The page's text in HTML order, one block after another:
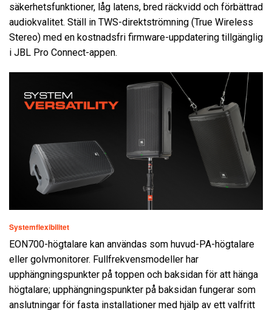
säkerhetsfunktioner, låg latens, bred räckvidd och förbättrad
audiokvalitet. Ställ in TWS-direktströmning (True Wireless
Stereo) med en kostnadsfri firmware-uppdatering tillgänglig
i JBL Pro Connect-appen.
Systemflexibilitet
EON700-högtalare kan användas som huvud-PA-högtalare
eller golvmonitorer. Fullfrekvensmodeller har
upphängningspunkter på toppen och baksidan för att hänga
högtalare; upphängningspunkter på baksidan fungerar som
anslutningar för fasta installationer med hjälp av ett valfritt